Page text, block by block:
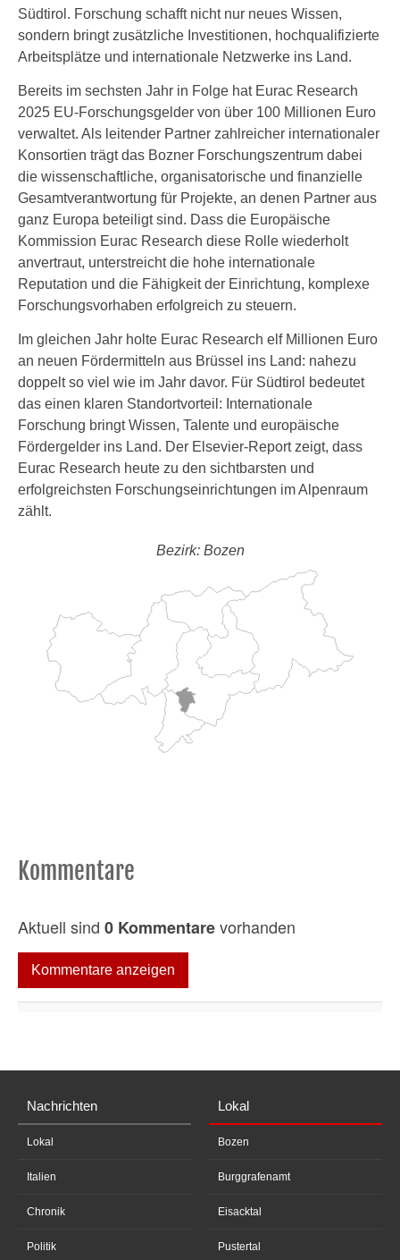
Südtirol. Forschung schafft nicht nur neues Wissen,
sondern bringt zusätzliche Investitionen, hochqualifizierte
Arbeitsplätze und internationale Netzwerke ins Land.
Bereits im sechsten Jahr in Folge hat Eurac Research
2025 EU-Forschungsgelder von über 100 Millionen Euro
verwaltet. Als leitender Partner zahlreicher internationaler
Konsortien trägt das Bozner Forschungszentrum dabei
die wissenschaftliche, organisatorische und finanzielle
Gesamtverantwortung für Projekte, an denen Partner aus
ganz Europa beteiligt sind. Dass die Europäische
Kommission Eurac Research diese Rolle wiederholt
anvertraut, unterstreicht die hohe internationale
Reputation und die Fähigkeit der Einrichtung, komplexe
Forschungsvorhaben erfolgreich zu steuern.
Im gleichen Jahr holte Eurac Research elf Millionen Euro
an neuen Fördermitteln aus Brüssel ins Land: nahezu
doppelt so viel wie im Jahr davor. Für Südtirol bedeutet
das einen klaren Standortvorteil: Internationale
Forschung bringt Wissen, Talente und europäische
Fördergelder ins Land. Der Elsevier-Report zeigt, dass
Eurac Research heute zu den sichtbarsten und
erfolgreichsten Forschungseinrichtungen im Alpenraum
zählt.
Bezirk: Bozen
Kommentare
Aktuell sind 0 Kommentarevorhanden
Kommentare anzeigen
Nachrichten
Lokal
Italien
Chronik
Politik
Lokal
Bozen
Burggrafenamt
Eisacktal
Pustertal